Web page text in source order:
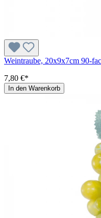
Weintraube, 20x9x7cm 90-
7,80 €*
In den Warenkorb